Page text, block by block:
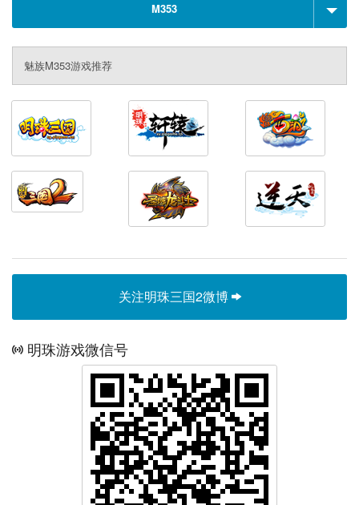
M353
魅族M353游戏推荐
关注明珠三国2微博
明珠游戏微信号